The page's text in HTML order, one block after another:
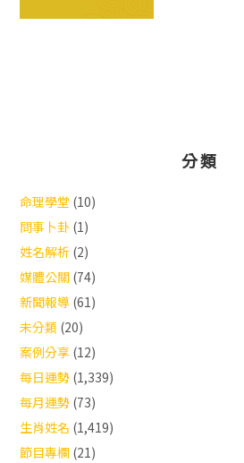
分類
命理學堂 (10)
問事卜卦 (1)
姓名解析 (2)
媒體公關 (74)
新聞報導 (61)
未分類 (20)
案例分享 (12)
每日運勢 (1,339)
每月運勢 (73)
生肖姓名 (1,419)
節目專欄 (21)